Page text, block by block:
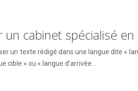
cabinet spécialisé en
un texte rédigé dans une langue dite «
cible » ou « langue d’arrivée…